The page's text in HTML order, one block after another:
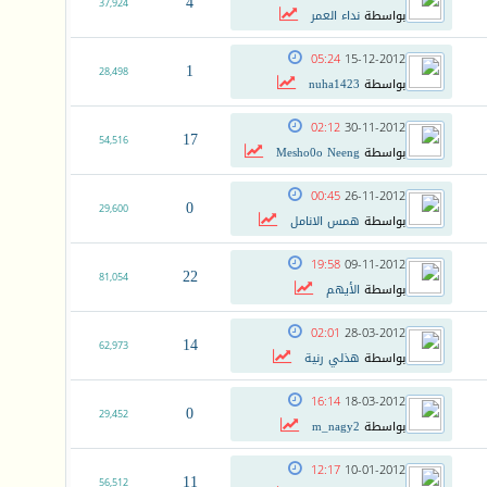
بواسطةنداء العمر
15-12-2012
05:24
بواسطة nuha1423
1
28,498
30-11-2012
02:12
بواسطةMesho0o Neeng
17
54,516
26-11-2012
00:45
بواسطة همس الانامل 0
29,600
09-11-2012
19:58
بواسطة الأيهم 22
81,054
28-03-2012
02:01
بواسطة هذلي رنية 14
62,973
18-03-2012
16:14
بواسطة m_nagy2
0
29,452
10-01-2012
12:17
56,512